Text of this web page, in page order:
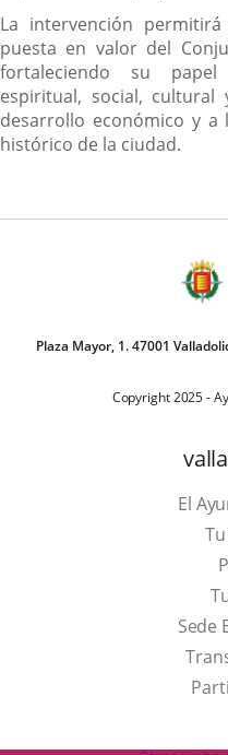
La intervención
puesta en valor del
fortaleciendo su
espiritual, social,
desarrollo económico y a
histórico de la ciudad.
Plaza Mayor, 1. 47001
Copyright 2025 -
El
Sede